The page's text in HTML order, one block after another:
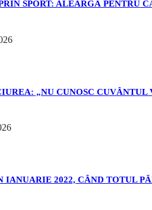
SPORT: ALEARGĂ PENTRU
„NU CUNOSC CUVÂNTUL
IANUARIE 2022, CÂND TOTUL